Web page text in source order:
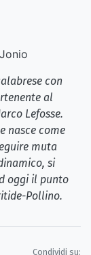
con
al
Lefosse.
nasce come
muta
si
oggi il punto
Pollino.
Condividi su: